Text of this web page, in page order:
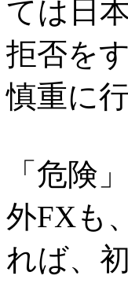
ては日
拒否を
慎重に
「危険
外FXも
れば、